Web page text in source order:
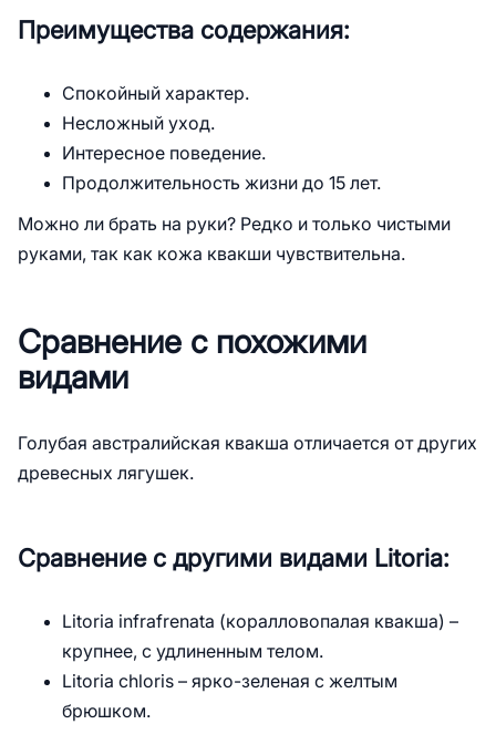
Преимущества содержания:
Спокойный характер.
Несложный уход.
Интересное поведение.
Продолжительность жизни до 15 лет.
Можно ли брать на руки? Редко и только чистыми
руками, так как кожа квакши чувствительна.
Сравнение с похожими
видами
Голубая австралийская квакша отличается от других
древесных лягушек.
Сравнение с другими видами Litoria:
Litoria infrafrenata (коралловопалая квакша) –
крупнее, с удлиненным телом.
Litoria chloris – ярко-зеленая с желтым
брюшком.